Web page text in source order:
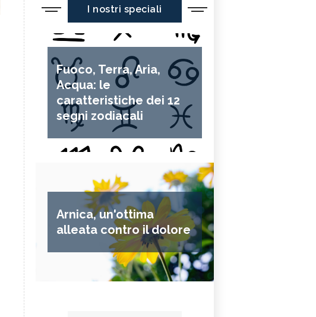
I nostri speciali
Fuoco, Terra, Aria,
Acqua: le
caratteristiche dei 12
segni zodiacali
Arnica, un'ottima
alleata contro il dolore